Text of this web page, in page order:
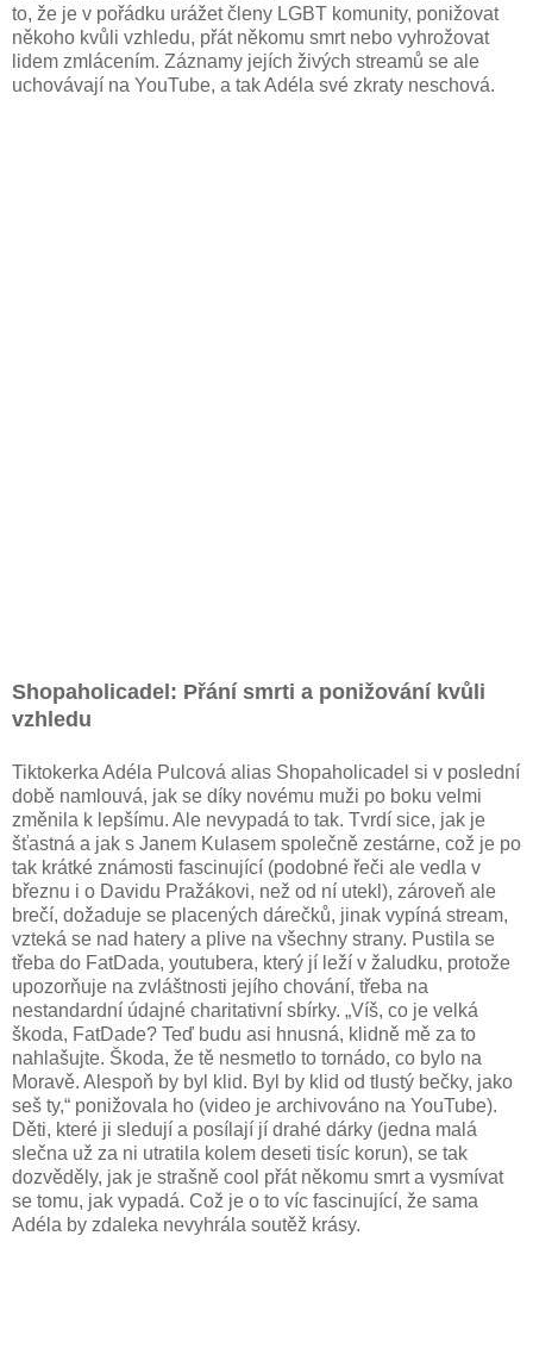
to, že je v pořádku urážet členy LGBT komunity, ponižovat
někoho kvůli vzhledu, přát někomu smrt nebo vyhrožovat
lidem zmlácením. Záznamy jejích živých streamů se ale
uchovávají na YouTube, a tak Adéla své zkraty neschová.
Shopaholicadel: Přání smrti a ponižování kvůli
vzhledu
Tiktokerka Adéla Pulcová alias Shopaholicadel si v poslední
době namlouvá, jak se díky novému muži po boku velmi
změnila k lepšímu. Ale nevypadá to tak. Tvrdí sice, jak je
šťastná a jak s Janem Kulasem společně zestárne, což je po
tak krátké známosti fascinující (podobné řeči ale vedla v
březnu i o Davidu Pražákovi, než od ní utekl), zároveň ale
brečí, dožaduje se placených dárečků, jinak vypíná stream,
vzteká se nad hatery a plive na všechny strany. Pustila se
třeba do FatDada, youtubera, který jí leží v žaludku, protože
upozorňuje na zvláštnosti jejího chování, třeba na
nestandardní údajné charitativní sbírky. „Víš, co je velká
škoda, FatDade? Teď budu asi hnusná, klidně mě za to
nahlašujte. Škoda, že tě nesmetlo to tornádo, co bylo na
Moravě. Alespoň by byl klid. Byl by klid od tlustý bečky, jako
seš ty,“ ponižovala ho (video je archivováno na YouTube).
Děti, které ji sledují a posílají jí drahé dárky (jedna malá
slečna už za ni utratila kolem deseti tisíc korun), se tak
dozvěděly, jak je strašně cool přát někomu smrt a vysmívat
se tomu, jak vypadá. Což je o to víc fascinující, že sama
Adéla by zdaleka nevyhrála soutěž krásy.